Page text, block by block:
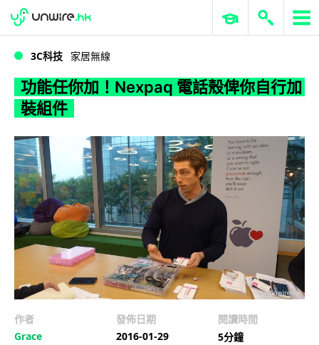
WWDC 2026 ERP 與商業 AI
3C科技 家居無線
功能任你加！Nexpaq 電話殼俾你自行加
裝組件
作者
Grace
發佈日期
2016-01-29
閱讀時間
5分鐘